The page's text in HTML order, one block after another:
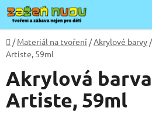
Přejít
na
obsah
Domů
/ Materiál na tvoření /Akrylové barvy /
Artiste, 59ml
Akrylová
Artiste, 59ml